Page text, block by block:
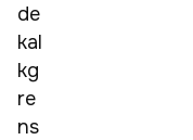
de
kal
kg
re
ns